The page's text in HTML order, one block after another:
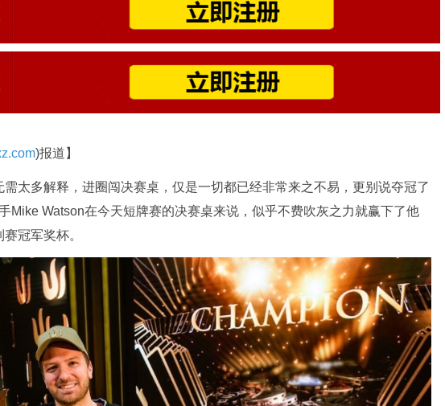
)报道】
太多解释，进圈闯决赛桌，仅是一切都已经非常来之不易，更别说夺冠了
Mike Watson在今天短牌赛的决赛桌来说，似乎不费吹灰之力就赢下了他
冠军奖杯。